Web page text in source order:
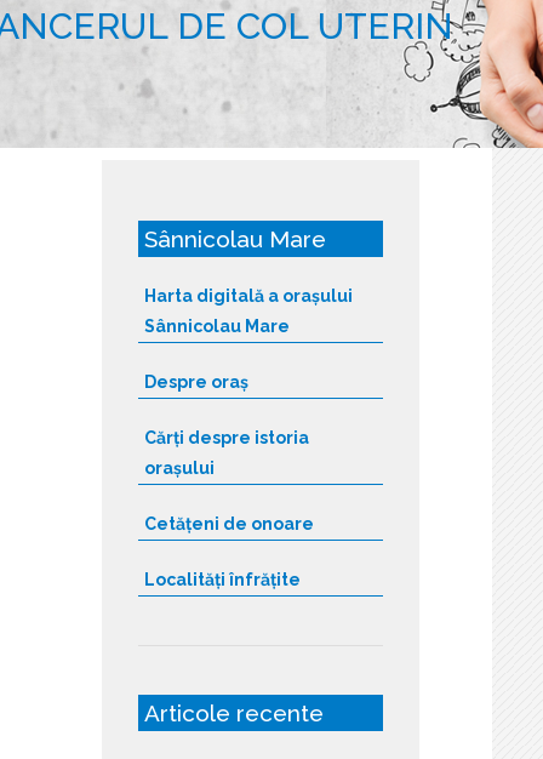
DE COL UTERIN
Sânnicolau Mare
Harta digitală a orașului
Sânnicolau Mare
Despre oraș
Cărți despre istoria
orașului
Cetățeni de onoare
Localități înfrățite
Articole recente